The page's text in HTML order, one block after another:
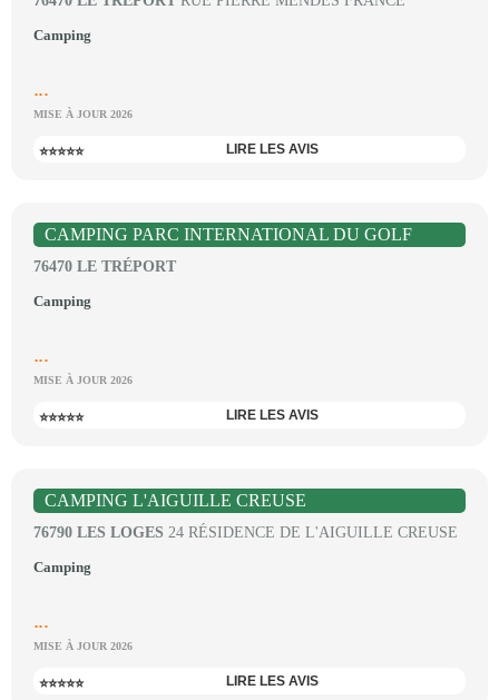
Camping
...
MISE À JOUR 2026
⭐⭐⭐⭐⭐ LIRE LES AVIS
CAMPING PARC INTERNATIONAL DU GOLF
76470 LE TRÉPORT
Camping
...
MISE À JOUR 2026
⭐⭐⭐⭐⭐ LIRE LES AVIS
CAMPING L'AIGUILLE CREUSE
76790 LES LOGES 24 RÉSIDENCE DE L'AIGUILLE CREUSE
Camping
...
MISE À JOUR 2026
⭐⭐⭐⭐⭐ LIRE LES AVIS